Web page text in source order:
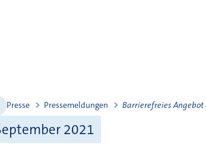
Presse Pressemeldungen Barrierefreies
2021